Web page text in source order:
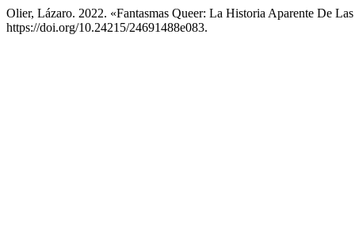
Olier, Lázaro. 2022. «Fantasmas Queer: La Historia Aparente De
https://doi.org/10.24215/24691488e083.